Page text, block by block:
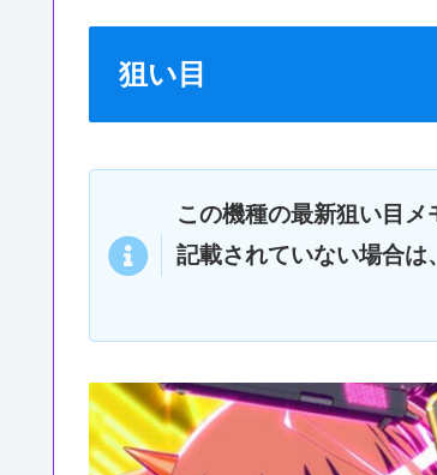
狙い目
この機種の最新狙い目メ
記載されていない場合は